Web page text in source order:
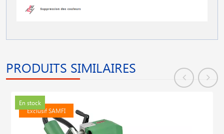
PRODUITS SIMILAIRES
En stock
Exclusif SAMFI